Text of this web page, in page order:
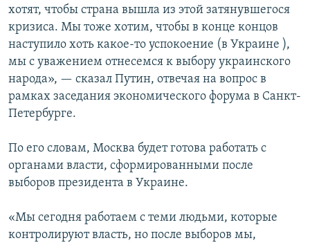
хотят, чтобы страна вышла из этой затянувшегося
кризиса. Мы тоже хотим, чтобы в конце концов
наступило хоть какое-то успокоение (в Украине ),
мы с уважением отнесемся к выбору украинского
народа», — сказал Путин, отвечая на вопрос в
рамках заседания экономического форума в Санкт-
Петербурге.
По его словам, Москва будет готова работать с
органами власти, сформированными после
выборов президента в Украине.
«Мы сегодня работаем с теми людьми, которые
контролируют власть, но после выборов мы,